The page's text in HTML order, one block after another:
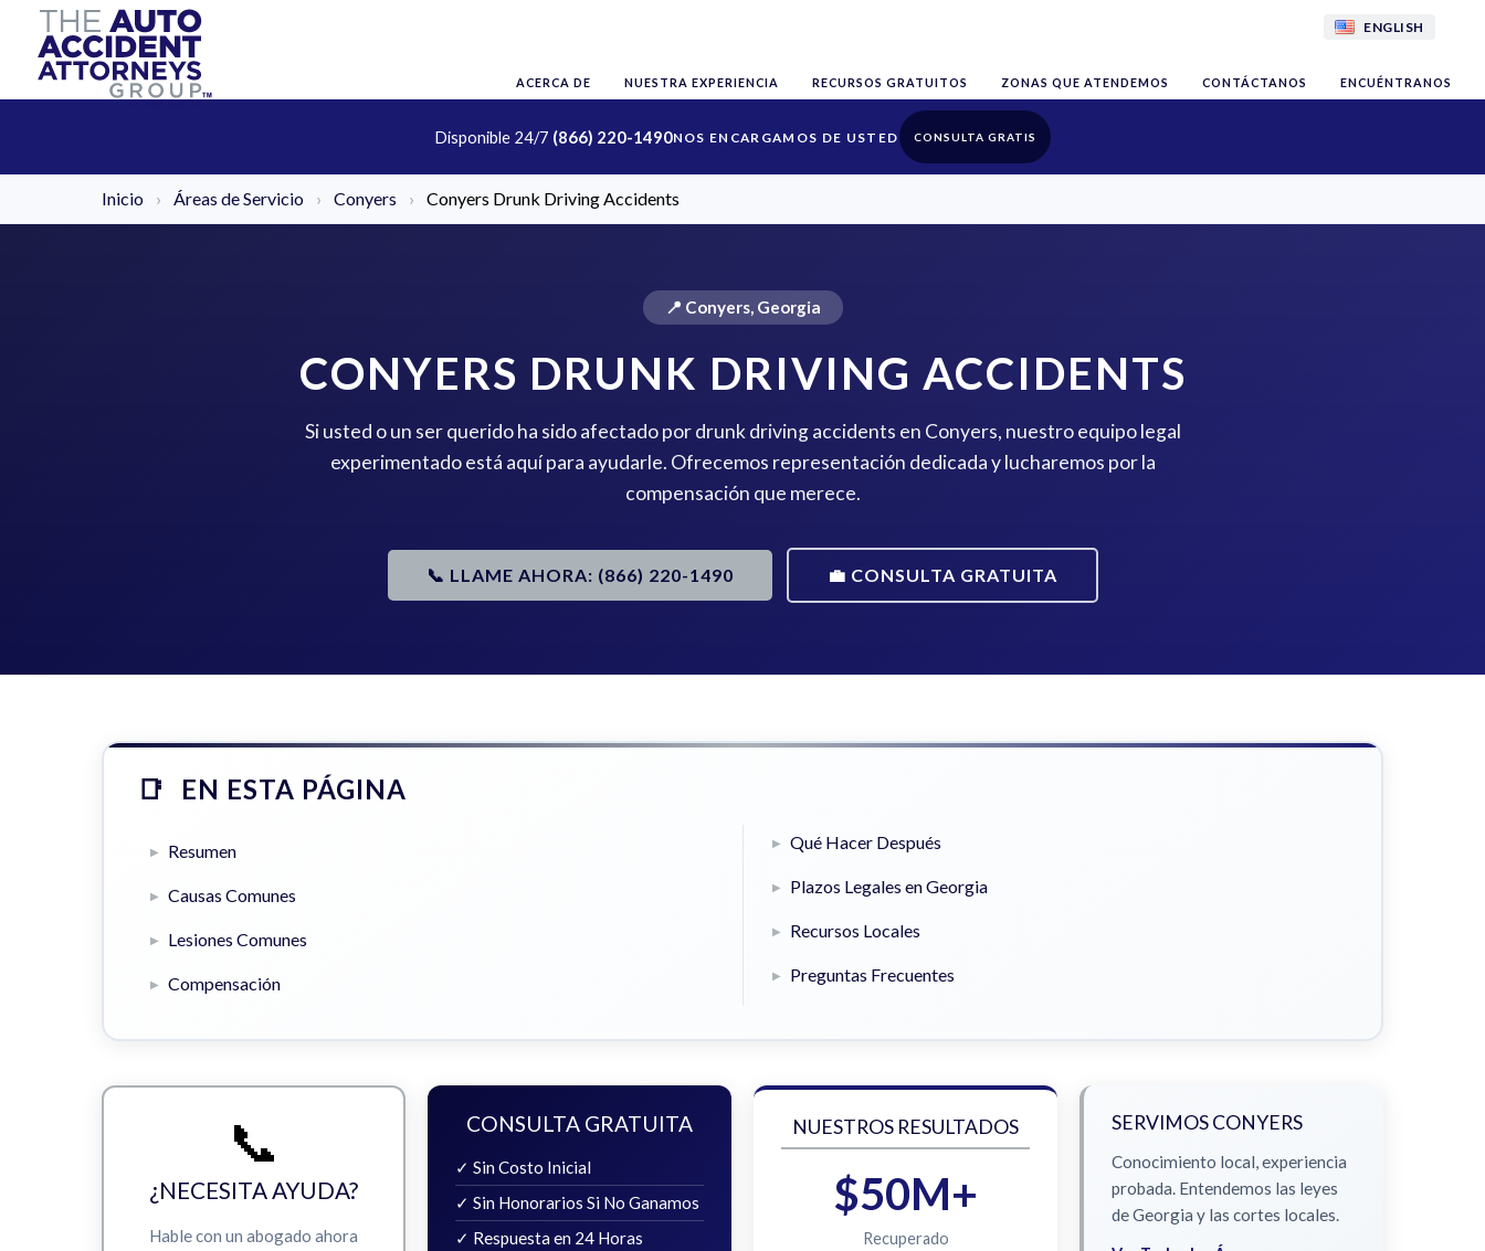
ENGLISH
ACERCA DE NUESTRA EXPERIENCIA RECURSOS GRATUITOS ZONAS QUE ATENDEMOS CONTÁCTANOS ENCUÉNTRANOS
Disponible 24/7 (866) 220-1490 CONSULTA GRATIS
Inicio › Áreas de Servicio › Conyers › Conyers Drunk Driving Accidents
📍 Conyers, Georgia
CONYERS DRUNK DRIVING ACCIDENTS
Si usted o un ser querido ha sido afectado por drunk driving accidents en Conyers, nuestro equipo legal
experimentado está aquí para ayudarle. Ofrecemos representación dedicada y lucharemos por la
compensación que merece.
📞 LLAME AHORA: (866) 220-1490 💼 CONSULTA GRATUITA
EN ESTA PÁGINA
Resumen
Causas Comunes
Lesiones Comunes
Compensación
Qué Hacer Después
Plazos Legales en Georgia
Recursos Locales
Preguntas Frecuentes
📞
¿NECESITA AYUDA?
Hable con un abogado ahora
CONSULTA GRATUITA
✓ Sin Costo Inicial
✓ Sin Honorarios Si No Ganamos
✓ Respuesta en 24 Horas
NUESTROS RESULTADOS
$50M+
Recuperado
SERVIMOS CONYERS
Conocimiento local, experiencia
probada. Entendemos las leyes
de Georgia y las cortes locales.